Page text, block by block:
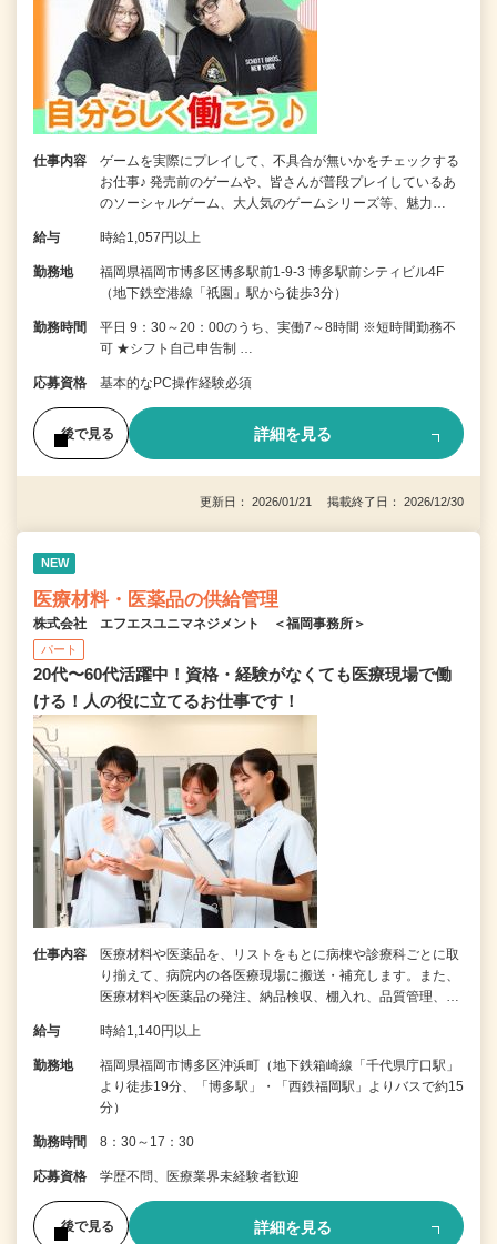
仕事内容
ゲームを実際にプレイして、不具合が無いかをチェックする
お仕事♪ 発売前のゲームや、皆さんが普段プレイしているあ
のソーシャルゲーム、大人気のゲームシリーズ等、魅力…
給与 時給1,057円以上
勤務地
福岡県福岡市博多区博多駅前1-9-3 博多駅前シティビル4F
（地下鉄空港線「祇園」駅から徒歩3分）
勤務時間
平日 9：30～20：00のうち、実働7～8時間 ※短時間勤務不
可 ★シフト自己申告制 …
応募資格 基本的なPC操作経験必須
後で見る 詳細を見る
更新日： 2026/01/21 掲載終了日： 2026/12/30
NEW
医療材料・医薬品の供給管理
株式会社 エフエスユニマネジメント ＜福岡事務所＞
パート
20代〜60代活躍中！資格・経験がなくても医療現場で働
ける！人の役に立てるお仕事です！
仕事内容
医療材料や医薬品を、リストをもとに病棟や診療科ごとに取
り揃えて、病院内の各医療現場に搬送・補充します。また、
医療材料や医薬品の発注、納品検収、棚入れ、品質管理、…
給与 時給1,140円以上
勤務地
福岡県福岡市博多区沖浜町（地下鉄箱崎線「千代県庁口駅」
より徒歩19分、「博多駅」・「西鉄福岡駅」よりバスで約15
分）
勤務時間 8：30～17：30
応募資格 学歴不問、医療業界未経験者歓迎
後で見る 詳細を見る